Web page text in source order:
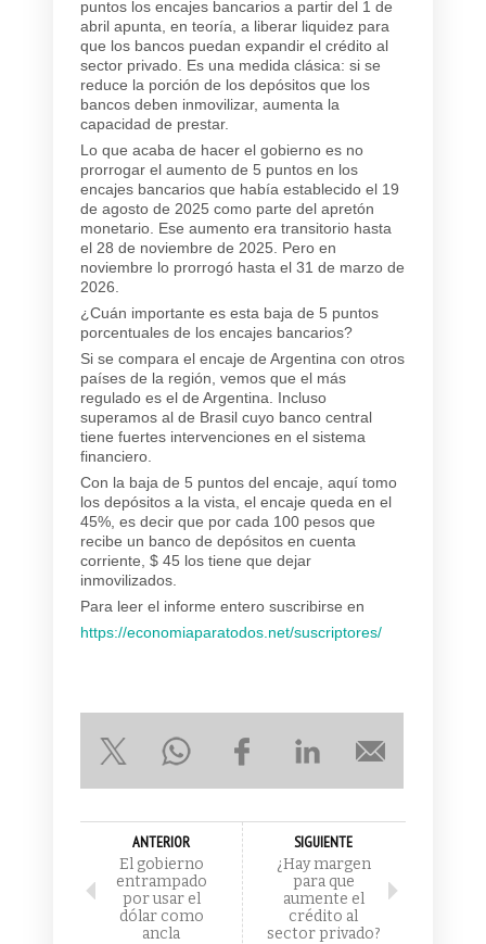
puntos los encajes bancarios a partir del 1 de
abril apunta, en teoría, a liberar liquidez para
que los bancos puedan expandir el crédito al
sector privado. Es una medida clásica: si se
reduce la porción de los depósitos que los
bancos deben inmovilizar, aumenta la
capacidad de prestar.
Lo que acaba de hacer el gobierno es no
prorrogar el aumento de 5 puntos en los
encajes bancarios que había establecido el 19
de agosto de 2025 como parte del apretón
monetario. Ese aumento era transitorio hasta
el 28 de noviembre de 2025. Pero en
noviembre lo prorrogó hasta el 31 de marzo de
2026.
¿Cuán importante es esta baja de 5 puntos
porcentuales de los encajes bancarios?
Si se compara el encaje de Argentina con otros
países de la región, vemos que el más
regulado es el de Argentina. Incluso
superamos al de Brasil cuyo banco central
tiene fuertes intervenciones en el sistema
financiero.
Con la baja de 5 puntos del encaje, aquí tomo
los depósitos a la vista, el encaje queda en el
45%, es decir que por cada 100 pesos que
recibe un banco de depósitos en cuenta
corriente, $ 45 los tiene que dejar
inmovilizados.
Para leer el informe entero suscribirse en
https://economiaparatodos.net/suscriptores/
ANTERIOR
El gobierno
entrampado
por usar el
dólar como
ancla
SIGUIENTE
¿Hay margen
para que
aumente el
crédito al
sector privado?